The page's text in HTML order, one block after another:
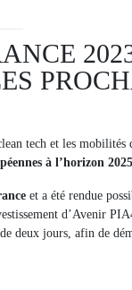
tech et les mobilités
à l’horizon
et a été rendue
d’Avenir
deux jours, afin de